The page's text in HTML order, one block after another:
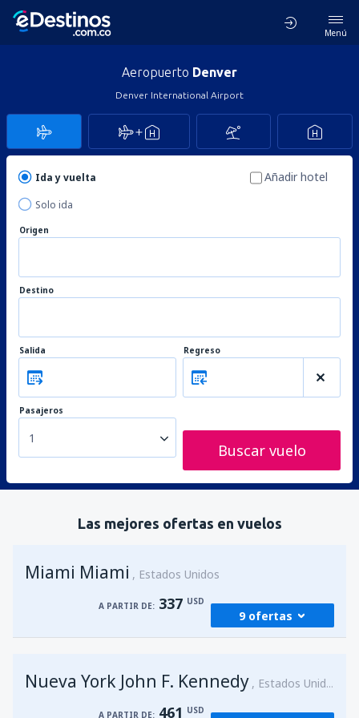
Menú
Aeropuerto Denver
Denver International Airport
Ida y vuelta
Solo ida
Añadir hotel
Origen
Destino
Salida Regreso
Pasajeros
1
Buscar vuelo
Las mejores ofertas en vuelos
Miami Miami Estados Unidos
A PARTIR DE: 337 USD
9 ofertas
A PARTIR DE: 339USD
Nueva York John F. Kennedy Estados Unidos
A PARTIR DE: 461 USD